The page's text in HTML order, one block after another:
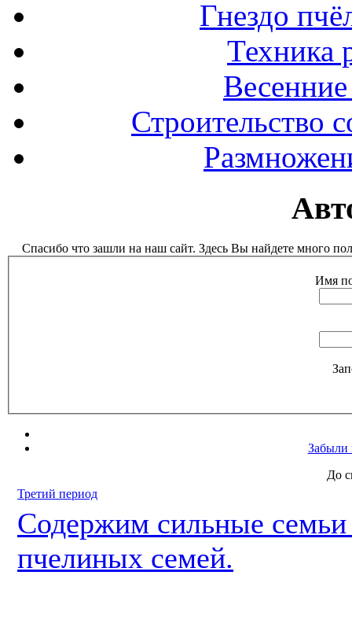
Гнездо
Техника
Строительство
Спасибо что зашли на наш сайт. Здесь Вы найдете много
Имя
Забыли
До
Третий период
Содержим сильные
пчелиных семей.